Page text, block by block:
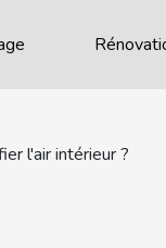
l'air intérieur ?